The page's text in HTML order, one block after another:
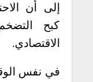
إلى أن
كبح
الاقتصادي.
في نفس